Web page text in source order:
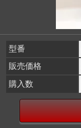
型番
販売価格
購入数